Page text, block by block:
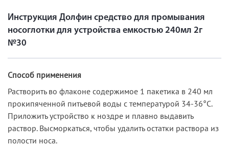
Инструкция Долфин средство для промывания
носоглотки для устройства емкостью 240мл 2г
№30
Способ применения
Растворить во флаконе содержимое 1 пакетика в 240 мл
прокипяченной питьевой воды с температурой 34-36°С.
Приложить устройство к ноздре и плавно выдавить
раствор. Высморкаться, чтобы удалить остатки раствора из
полости носа.